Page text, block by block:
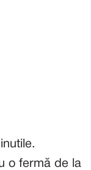
o fermă de la